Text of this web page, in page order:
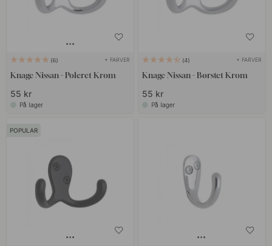
6 + FARVER
Knage Nissan - Poleret Krom
55 kr
På lager
4 + FARVER
Knage Nissan - Børstet Krom
55 kr
På lager
POPULAR